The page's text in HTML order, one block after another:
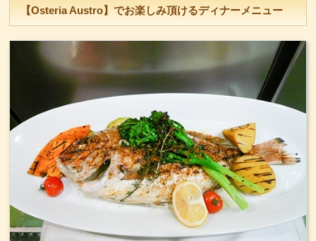
【Osteria Austro】でお楽しみ頂けるディナーメニュー